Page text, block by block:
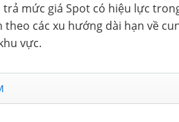
mức giá Spot có hiệu lực
các xu hướng dài hạn về
vực.